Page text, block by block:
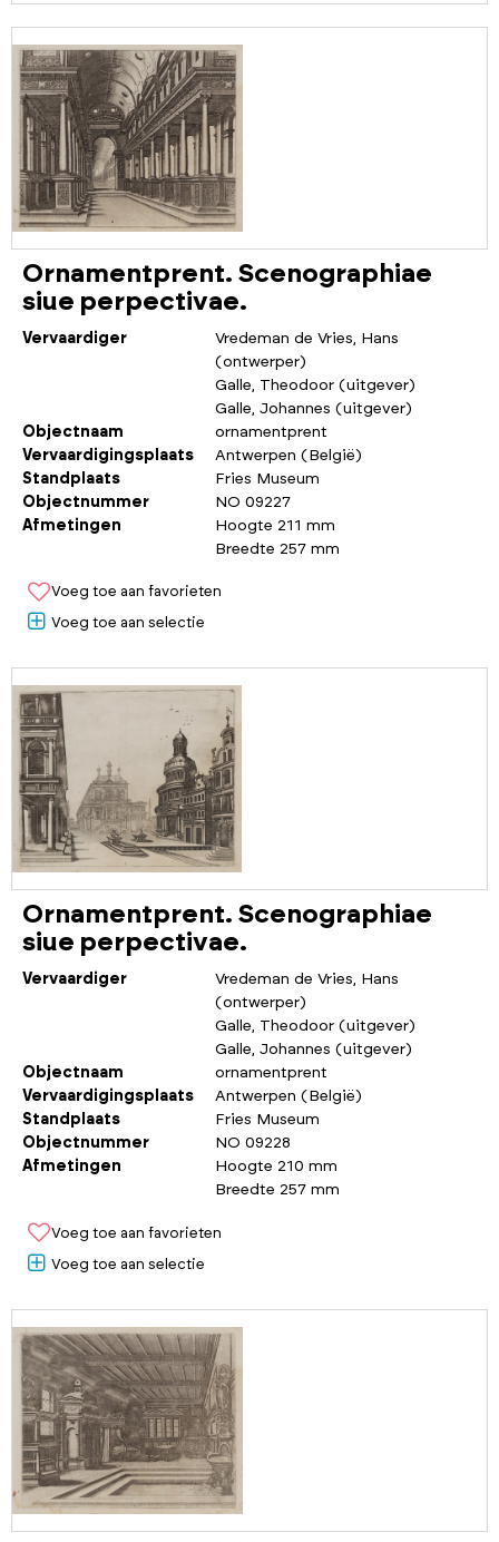
Ornamentprent. Scenographiae
siue perpectivae.
Vervaardiger
Vredeman de Vries, Hans
(ontwerper)
Galle, Theodoor (uitgever)
Galle, Johannes (uitgever)
Objectnaam
ornamentprent
Vervaardigingsplaats
Antwerpen (België)
Standplaats
Fries Museum
Objectnummer
NO 09227
Afmetingen
Hoogte 211 mm
Breedte 257 mm
Voeg toe aan favorieten
Voeg toe aan selectie
Ornamentprent. Scenographiae
siue perpectivae.
Vervaardiger
Vredeman de Vries, Hans
(ontwerper)
Galle, Theodoor (uitgever)
Galle, Johannes (uitgever)
Objectnaam
ornamentprent
Vervaardigingsplaats
Antwerpen (België)
Standplaats
Fries Museum
Objectnummer
NO 09228
Afmetingen
Hoogte 210 mm
Breedte 257 mm
Voeg toe aan favorieten
Voeg toe aan selectie